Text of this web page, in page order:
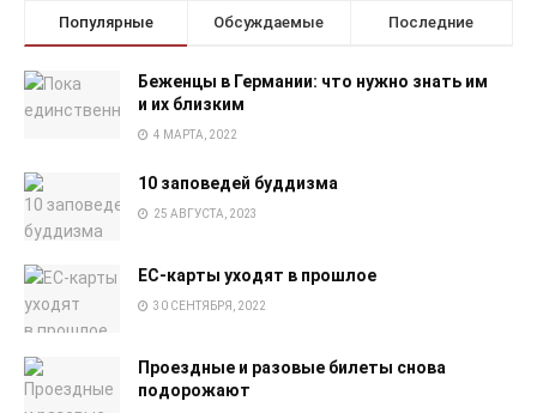
Популярные Обсуждаемые Последние
Беженцы в Германии: что нужно знать им
и их близким
4 МАРТА, 2022
10 заповедей буддизма
25 АВГУСТА, 2023
EC-карты уходят в прошлое
30 СЕНТЯБРЯ, 2022
Проездные и разовые билеты снова
подорожают